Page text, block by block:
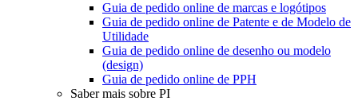
Guia de pedido online de marcas e logótipos
Guia de pedido online de Patente e de Modelo de
Utilidade
Guia de pedido online de desenho ou modelo
(design)
Guia de pedido online de PPH
Saber mais sobre PI